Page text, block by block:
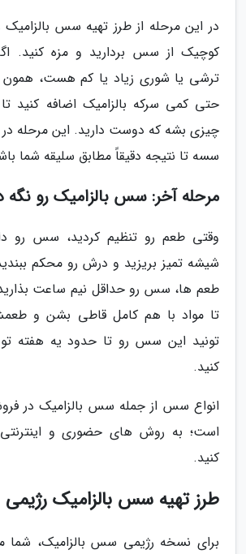
در این مرحله از طرز تهیه سس
کوچیک از سس بردارید و مزه کنید.
ترشی یا شوری زیاد یا کم هست، همون
حتی کمی سرکه بالزامیک اضافه کنید
چیزی بشه که دوست دارید. این مرحله در
سسه تا نتیجه دقیقاً مطابق سلیقه شما
مرحله آخر: سس بالزامیک رو نگه
وقتی طعم رو تنظیم کردید، سس رو
شیشه تمیز بریزید و درش رو محکم
طعم ها، سس رو حداقل نیم ساعت
تا مواد با هم کامل قاطی بشن و
تونید این سس رو تا حدود یه هفته
کنید.
انواع سس از جمله سس بالزامیک در
است؛ به روش های حضوری و اینترنتی
کنید.
طرز تهیه سس بالزامیک رژیمی
برای نسخه رژیمی سس بالزامیک، شما